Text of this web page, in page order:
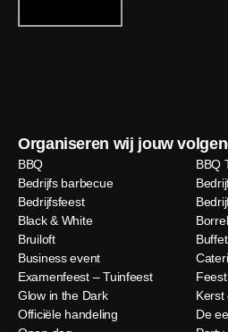
Organiseren wij jouw
BBQ
BBQ
Bedrijfs barbecue
Bedrijfsfeest
Black & White
Borrel
Bruiloft
Buffet
Business event
Examenfeest – Tuinfeest
Glow in the Dark
Kerst
Officiële handeling
De